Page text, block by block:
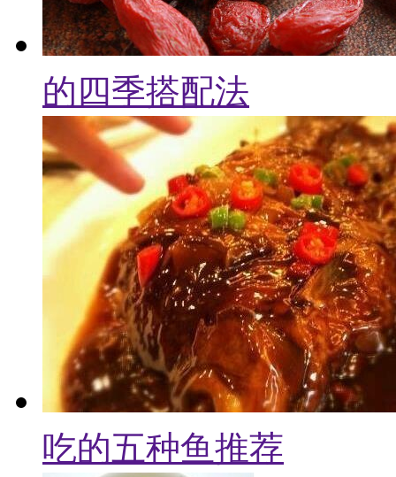
的四季搭配法
吃的五种鱼推荐